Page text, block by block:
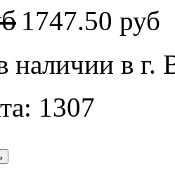
1747.50 руб
наличии в г.
1307